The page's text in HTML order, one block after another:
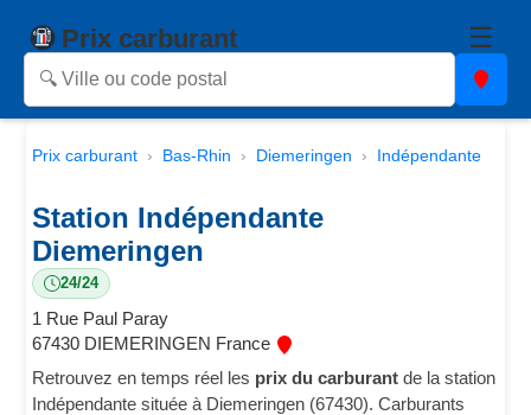
Prix carburant ☰
Prix carburant Bas-Rhin Diemeringen Indépendante
Station Indépendante
Diemeringen
24/24
1 Rue Paul Paray
67430 DIEMERINGEN France
Retrouvez en temps réel les prix du carburant de la station
Indépendante située à Diemeringen (67430). Carburants